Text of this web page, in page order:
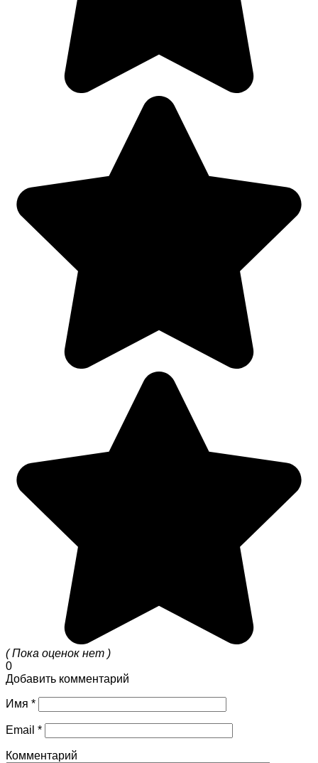
( Пока оценок нет )
0
Добавить комментарий
Имя *
Email *
Комментарий